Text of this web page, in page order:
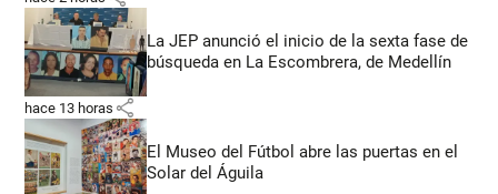
La JEP anunció el inicio de la sexta fase de
búsqueda en La Escombrera, de Medellín
hace 13 horas share
El Museo del Fútbol abre las puertas en el
Solar del Águila